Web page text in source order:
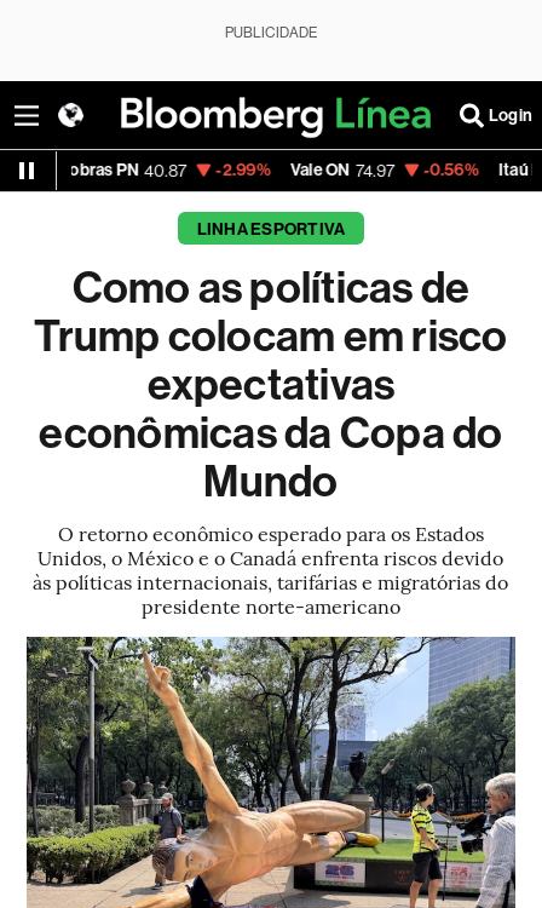
PUBLICIDADE
Login
40.87 -2.99% Vale ON 74.97 -0.56% Itaú PN 40.75 -
LINHA ESPORTIVA
Como as políticas de
Trump colocam em risco
expectativas
econômicas da Copa do
Mundo
O retorno econômico esperado para os Estados
Unidos, o México e o Canadá enfrenta riscos devido
às políticas internacionais, tarifárias e migratórias do
presidente norte-americano